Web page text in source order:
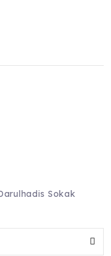
Sokak